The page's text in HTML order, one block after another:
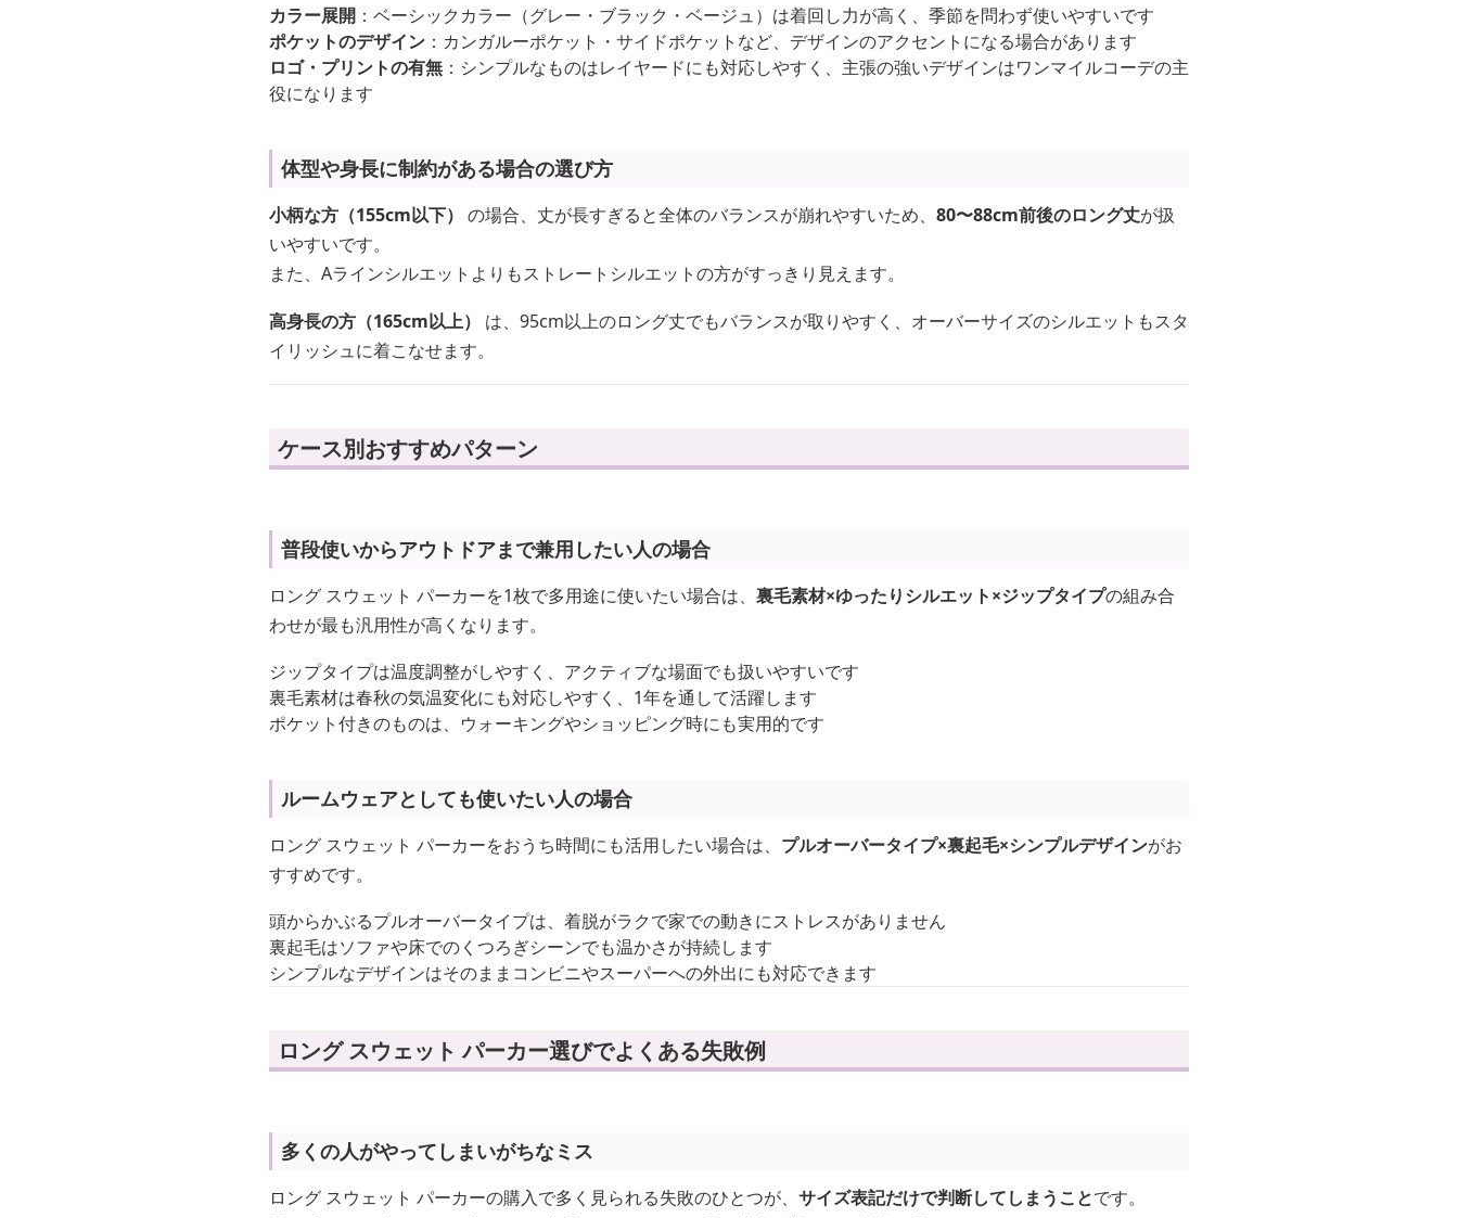
カラー展開 ：ベーシックカラー（グレー・ブラック・ベージュ）は着回し力が高く、季節を問わず使いやすいです
ポケットのデザイン ：カンガルーポケット・サイドポケットなど、デザインのアクセントになる場合があります
ロゴ・プリントの有無 ：シンプルなものはレイヤードにも対応しやすく、主張の強いデザインはワンマイルコーデの主
役になります
体型や身長に制約がある場合の選び方
小柄な方（155cm以下） の場合、丈が長すぎると全体のバランスが崩れやすいため、 80〜88cm前後のロング丈が扱
いやすいです。
また、Aラインシルエットよりもストレートシルエットの方がすっきり見えます。
高身長の方（165cm以上）
は、95cm以上のロング丈でもバランスが取りやすく、オーバーサイズのシルエットもスタ
イリッシュに着こなせます。
ケース別おすすめパターン
普段使いからアウトドアまで兼用したい人の場合
ロング スウェット パーカーを1枚で多用途に使いたい場合は、 裏毛素材×ゆったりシルエット×ジップタイプの組み合
わせが最も汎用性が高くなります。
ジップタイプは温度調整がしやすく、アクティブな場面でも扱いやすいです
裏毛素材は春秋の気温変化にも対応しやすく、1年を通して活躍します
ポケット付きのものは、ウォーキングやショッピング時にも実用的です
ルームウェアとしても使いたい人の場合
ロング スウェット パーカーをおうち時間にも活用したい場合は、 プルオーバータイプ×裏起毛×シンプルデザインがお
すすめです。
頭からかぶるプルオーバータイプは、着脱がラクで家での動きにストレスがありません
裏起毛はソファや床でのくつろぎシーンでも温かさが持続します
シンプルなデザインはそのままコンビニやスーパーへの外出にも対応できます
ロング スウェット パーカー選びでよくある失敗例
多くの人がやってしまいがちなミス
ロング スウェット パーカーの購入で多く見られる失敗のひとつが、 サイズ表記だけで判断してしまうことです。